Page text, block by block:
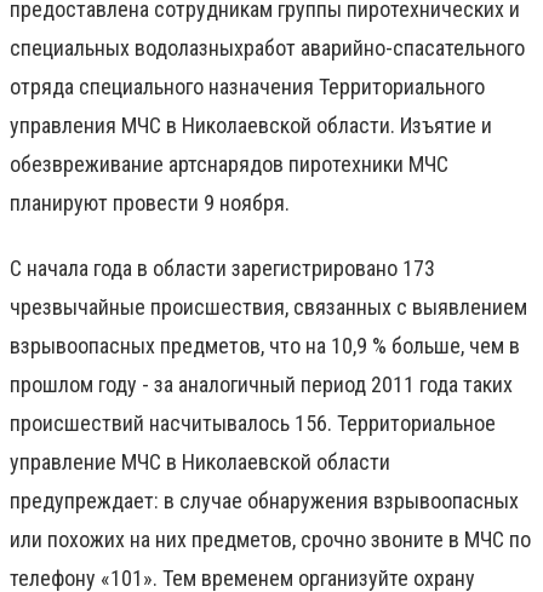
предоставлена сотрудникам группы пиротехнических и
специальных водолазныхработ аварийно-спасательного
отряда специального назначения Территориального
управления МЧС в Николаевской области. Изъятие и
обезвреживание артснарядов пиротехники МЧС
планируют провести 9 ноября.
С начала года в области зарегистрировано 173
чрезвычайные происшествия, связанных с выявлением
взрывоопасных предметов, что на 10,9 % больше, чем в
прошлом году - за аналогичный период 2011 года таких
происшествий насчитывалось 156. Территориальное
управление МЧС в Николаевской области
предупреждает: в случае обнаружения взрывоопасных
или похожих на них предметов, срочно звоните в МЧС по
телефону «101». Тем временем организуйте охрану